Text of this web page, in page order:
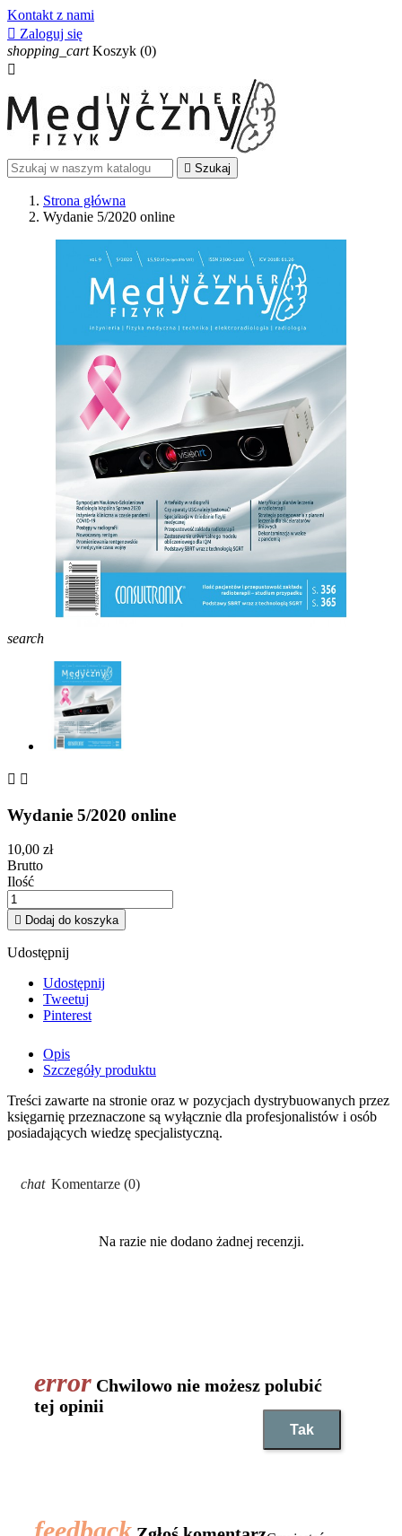
Kontakt z nami
 Zaloguj się
shopping_cart Koszyk (0)

 Szukaj
Strona główna
Wydanie 5/2020 online
search
 
Wydanie 5/2020 online
10,00 zł
Brutto
Ilość
 Dodaj do koszyka
Udostępnij
Udostępnij
Tweetuj
Pinterest
Opis
Szczegóły produktu
Treści zawarte na stronie oraz w pozycjach dystrybuowanych przez
księgarnię przeznaczone są wyłącznie dla profesjonalistów i osób
posiadających wiedzę specjalistyczną.
Komentarze (0)
Na razie nie dodano żadnej recenzji.
Chwilowo nie możesz polubić
tej opinii
Tak